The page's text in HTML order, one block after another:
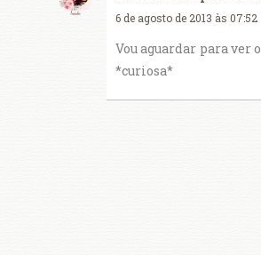
6 de agosto de 2013 às 07:52
Vou aguardar para ver
*curiosa*